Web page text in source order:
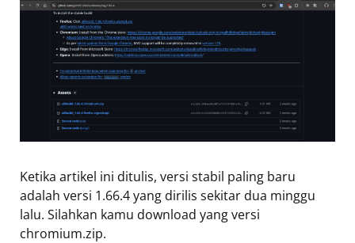
Ketika artikel ini ditulis, versi stabil paling baru
adalah versi 1.66.4 yang dirilis sekitar dua minggu
lalu. Silahkan kamu download yang versi
chromium.zip.